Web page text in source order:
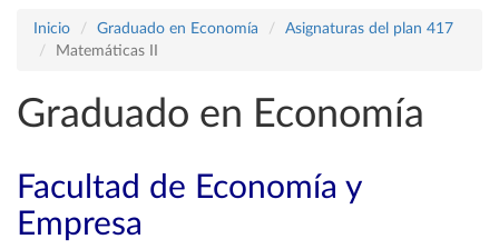
Inicio Graduado en Economía
Asignaturas del plan 417
Matemáticas II
Graduado en Economía
Facultad de Economía y
Empresa